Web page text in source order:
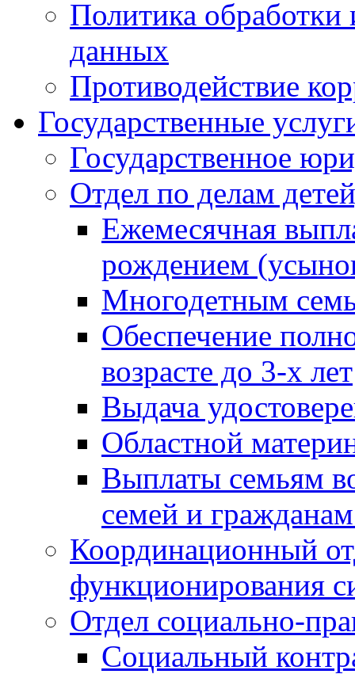
Политика
данных
Противодействие
Государственные
Государственное
Отдел по делам
Ежемесячная
рождением
Многодетным
Обеспечение
возрасте до 3-х лет
Выдача
Областной
Выплаты семьям
семей и
Координационный
функционирования
Отдел социально-
Социальный